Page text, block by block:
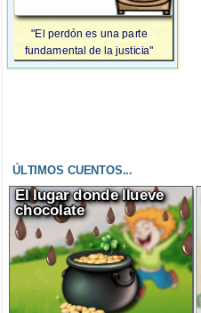
"El perdón es una parte
fundamental de la justicia"
ÚLTIMOS CUENTOS...
El lugar donde llueve
chocolate